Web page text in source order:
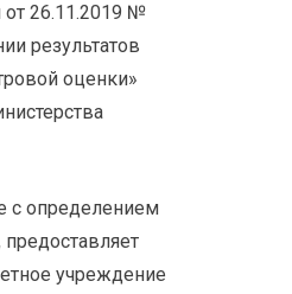
от 26.11.2019 №
результатов
оценки»
с определением
учреждение